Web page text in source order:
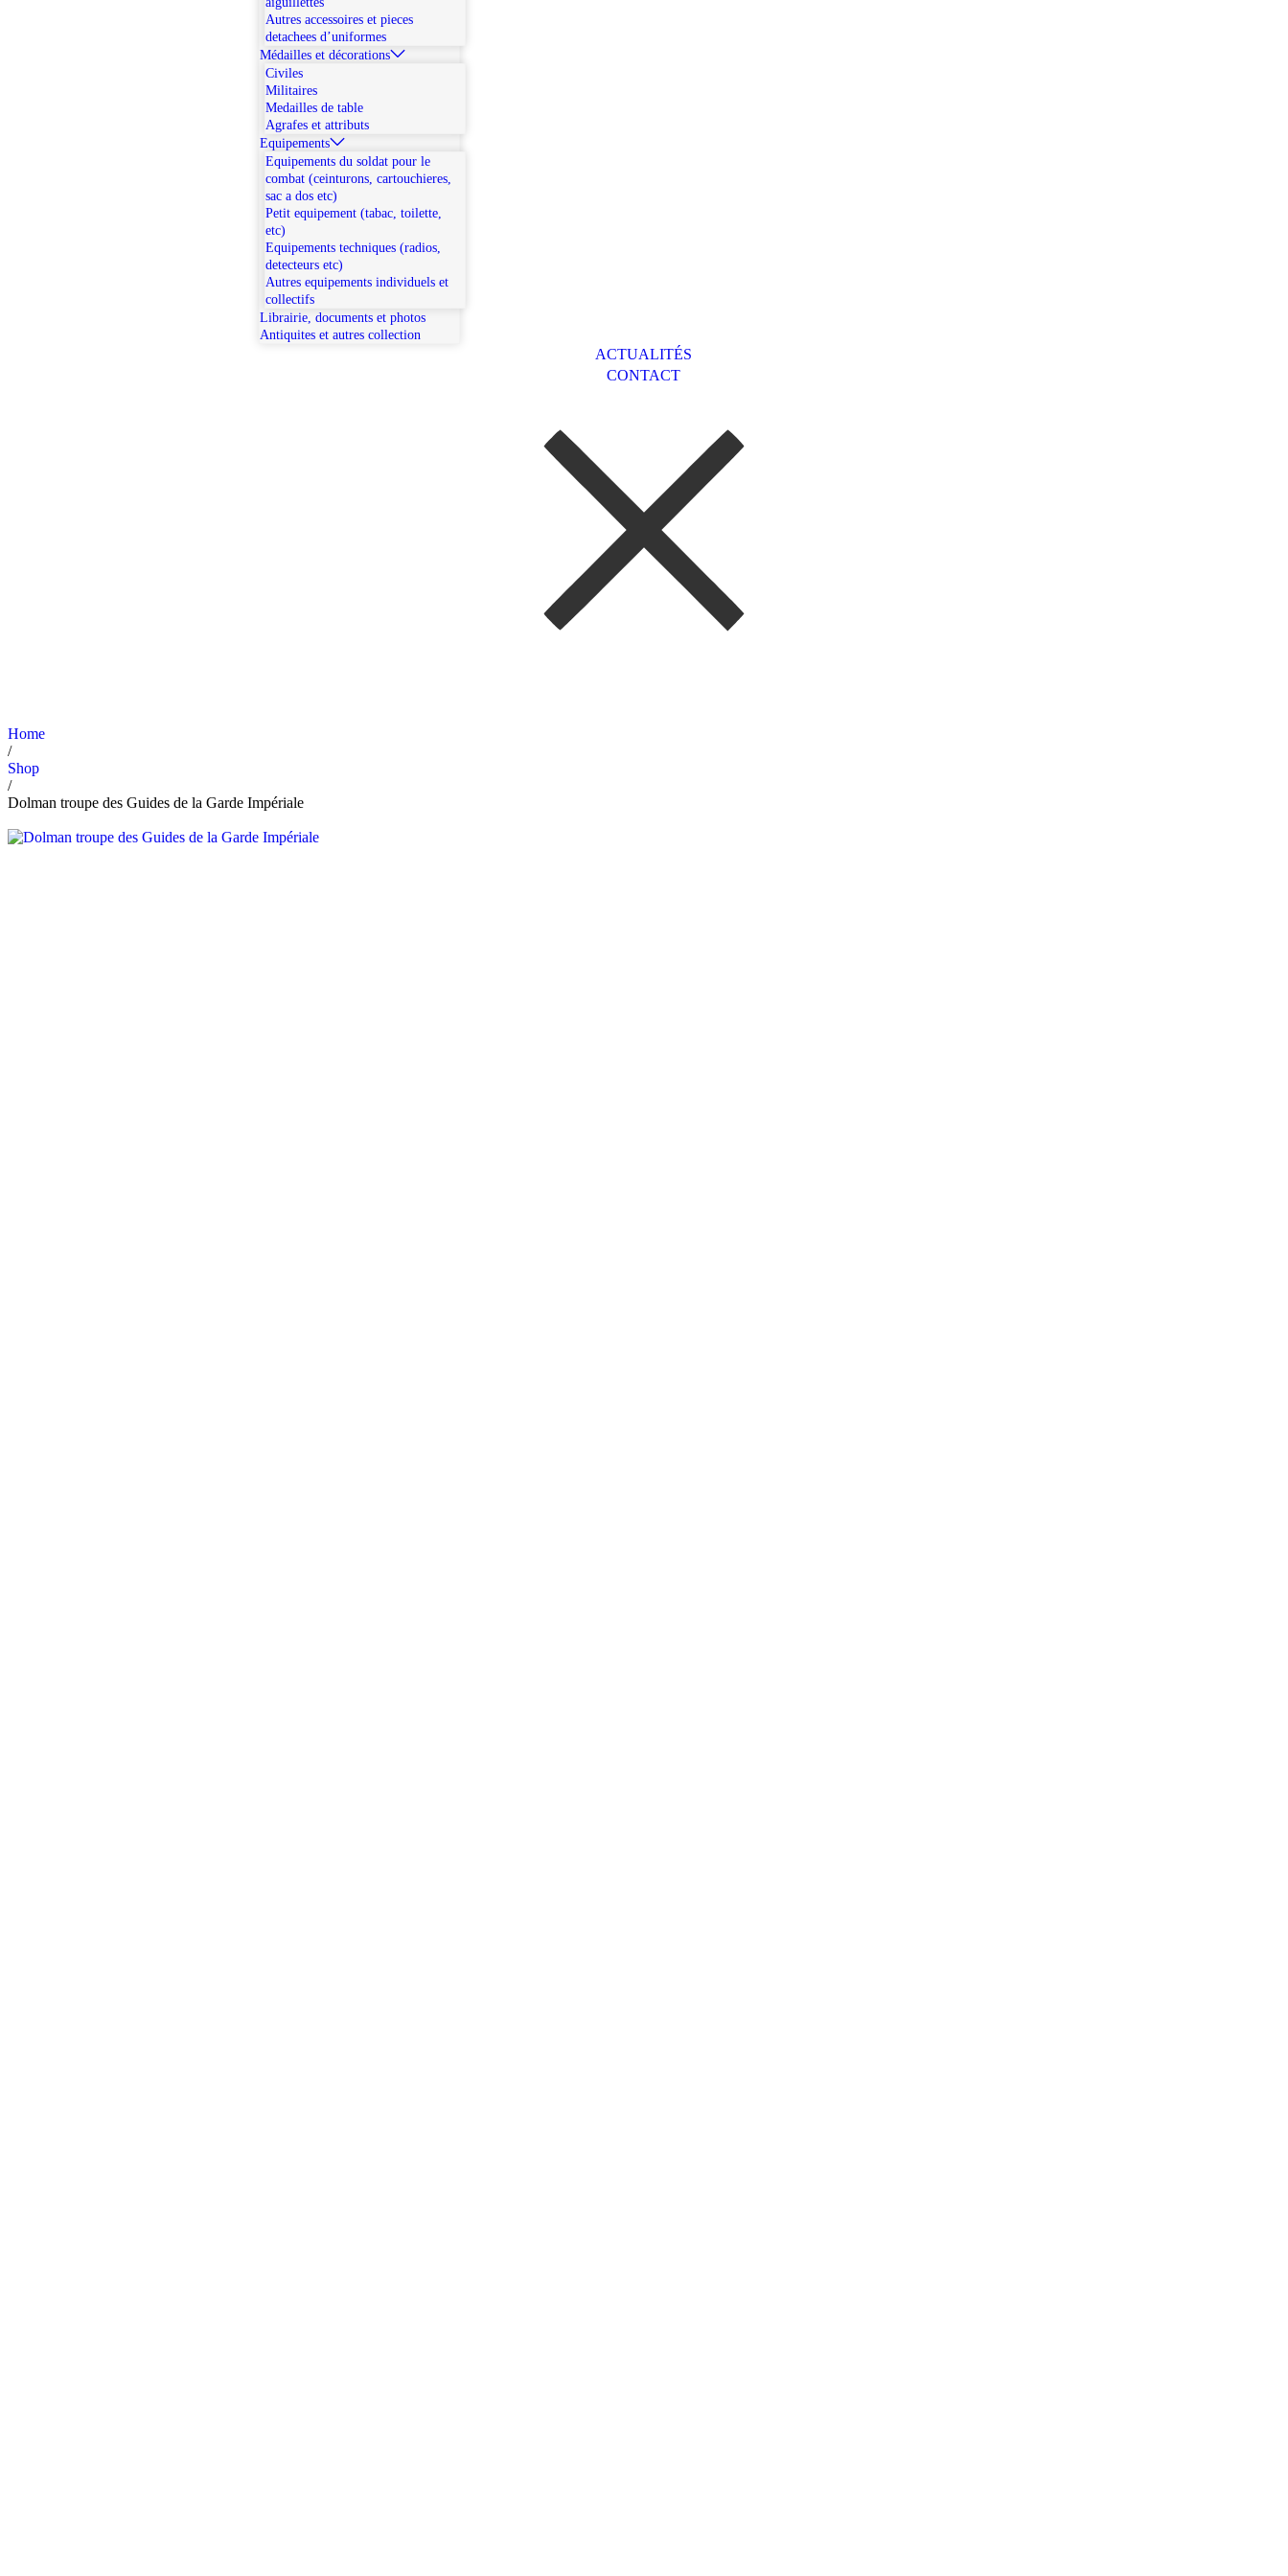
Autres accessoires et pieces
detachees d’uniformes
Médailles et décorations
Civiles
Militaires
Medailles de table
Agrafes et attributs
Equipements
Equipements du soldat pour le
combat (ceinturons, cartouchieres,
sac a dos etc)
Petit equipement (tabac, toilette,
etc)
Equipements techniques (radios,
detecteurs etc)
Autres equipements individuels et
collectifs
Librairie, documents et photos
Antiquites et autres collection
ACTUALITÉS
CONTACT
Home
/
Shop
/
Dolman troupe des Guides de la Garde Impériale